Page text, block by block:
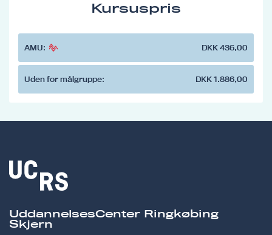
Kursuspris
AMU: DKK 436,00
Uden for målgruppe: DKK 1.886,00
UddannelsesCenter Ringkøbing
Skjern